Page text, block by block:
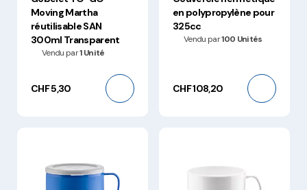
Moving Martha
réutilisable SAN
300ml Transparent
Vendu par1 Unité
CHF 5,30
en polypropylène pour
325cc
Vendu par100 Unités
CHF 108,20